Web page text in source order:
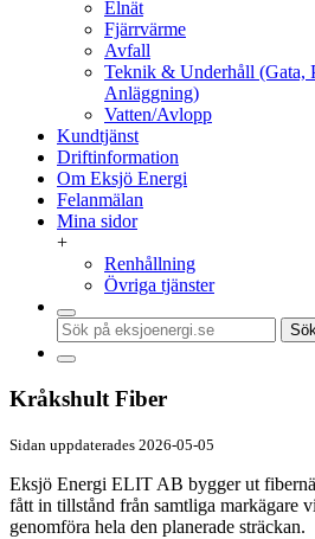
Elnät
Fjärrvärme
Avfall
Teknik & Underhåll (Gata,
Anläggning)
Vatten/Avlopp
Kundtjänst
Driftinformation
Om Eksjö Energi
Felanmälan
Mina sidor
+
Renhållning
Övriga tjänster
Sök
på
eksjoenergi.se
Kråkshult Fiber
Sidan uppdaterades 2026-05-05
Eksjö Energi ELIT AB bygger ut
fått in tillstånd från samtliga markägare
genomföra hela den planerade sträckan.